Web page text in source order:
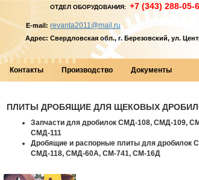
ОТДЕЛ ОБОРУДОВАНИЯ: +7 (343) 288-05-
E-mail: revanta2011@mail.ru
Адрес: Свердловская обл., г. Березовский, ул.
Контакты Производство Документы
ПЛИТЫ ДРОБЯЩИЕ ДЛЯ ЩЕКОВЫХ
Запчасти для дробилок СМД-108, СМД-109,
СМД-111
Дробящие и распорные плиты для дробилок
СМД-118, СМД-60А, СМ-741, СМ-16Д